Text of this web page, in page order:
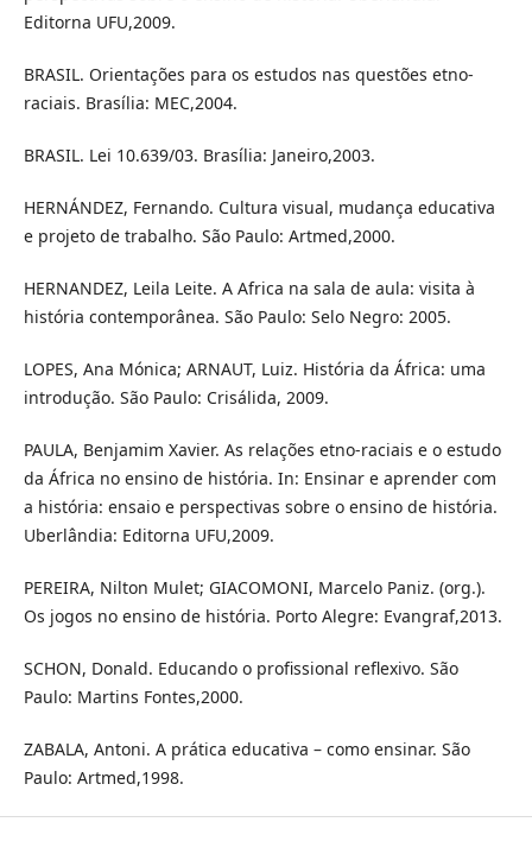
Editorna UFU,2009.
BRASIL. Orientações para os estudos nas questões etno-
raciais. Brasília: MEC,2004.
BRASIL. Lei 10.639/03. Brasília: Janeiro,2003.
HERNÁNDEZ, Fernando. Cultura visual, mudança educativa
e projeto de trabalho. São Paulo: Artmed,2000.
HERNANDEZ, Leila Leite. A Africa na sala de aula: visita à
história contemporânea. São Paulo: Selo Negro: 2005.
LOPES, Ana Mónica; ARNAUT, Luiz. História da África: uma
introdução. São Paulo: Crisálida, 2009.
PAULA, Benjamim Xavier. As relações etno-raciais e o estudo
da África no ensino de história. In: Ensinar e aprender com
a história: ensaio e perspectivas sobre o ensino de história.
Uberlândia: Editorna UFU,2009.
PEREIRA, Nilton Mulet; GIACOMONI, Marcelo Paniz. (org.).
Os jogos no ensino de história. Porto Alegre: Evangraf,2013.
SCHON, Donald. Educando o profissional reflexivo. São
Paulo: Martins Fontes,2000.
ZABALA, Antoni. A prática educativa – como ensinar. São
Paulo: Artmed,1998.